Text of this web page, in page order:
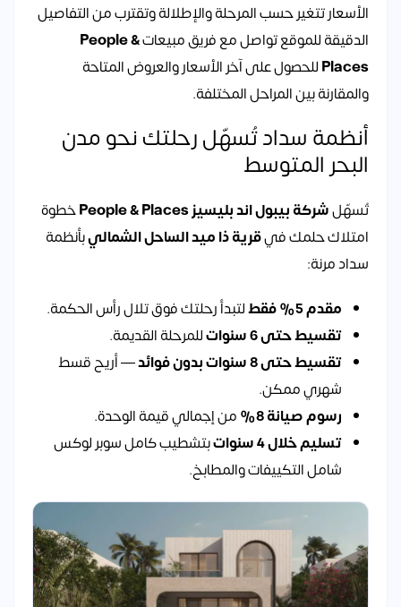
الأسعار تتغير حسب المرحلة والإطلالة وتقترب من التفاصيل
الدقيقة للموقع تواصل مع فريق مبيعاتPeople &
Placesللحصول على آخر الأسعار والعروض المتاحة
والمقارنة بين المراحل المختلفة.
أنظمة سداد تُسهّل رحلتك نحو مدن
البحر المتوسط
تُسهّلشركة بيبول اند بليسيز People & Places
خطوة
امتلاك حلمك فيقرية ذا ميد الساحل الشماليبأنظمة
سداد مرنة:
مقدم 5% فقط
لتبدأ رحلتك فوق تلال رأس الحكمة.
تقسيط حتى 6 سنوات
للمرحلة القديمة.
تقسيط حتى 8 سنوات بدون فوائد
— أريح قسط
شهري ممكن.
رسوم صيانة 8%
من إجمالي قيمة الوحدة.
تسليم خلال 4 سنوات
بتشطيب كامل سوبر لوكس
شامل التكييفات والمطابخ.